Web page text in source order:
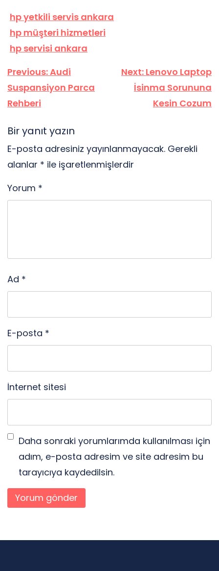
hp yetkili servis ankara
hp müşteri hizmetleri
hp servisi ankara
Yazı
gezinmesi
Previous:Audi
Suspansiyon Parca
Rehberi
Next: Lenovo Laptop
İsinma Sorununa
Kesin Cozum
Bir yanıt yazın
E-posta adresiniz yayınlanmayacak. Gerekli
alanlar * ile işaretlenmişlerdir
Yorum *
Ad *
E-posta *
İnternet sitesi
Daha sonraki yorumlarımda kullanılması için
adım, e-posta adresim ve site adresim bu
tarayıcıya kaydedilsin.